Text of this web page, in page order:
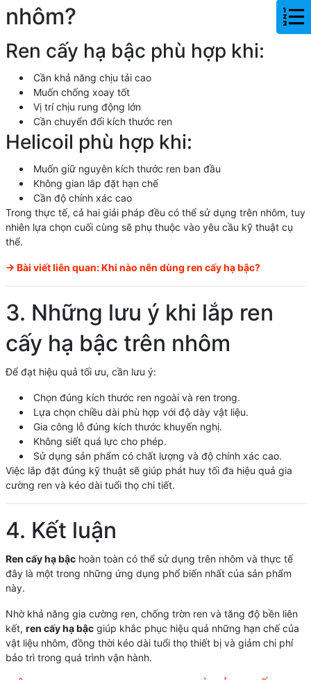
nhôm?
Ren cấy hạ bậc phù hợp khi:
Cần khả năng chịu tải cao
Muốn chống xoay tốt
Vị trí chịu rung động lớn
Cần chuyển đổi kích thước ren
Helicoil phù hợp khi:
Muốn giữ nguyên kích thước ren ban đầu
Không gian lắp đặt hạn chế
Cần độ chính xác cao
Trong thực tế, cả hai giải pháp đều có thể sử dụng trên nhôm, tuy
nhiên lựa chọn cuối cùng sẽ phụ thuộc vào yêu cầu kỹ thuật cụ
thể.
-> Bài viết liên quan:Khi nào nên dùng ren cấy hạ bậc?
3. Những lưu ý khi lắp ren
cấy hạ bậc trên nhôm
Để đạt hiệu quả tối ưu, cần lưu ý:
Chọn đúng kích thước ren ngoài và ren trong.
Lựa chọn chiều dài phù hợp với độ dày vật liệu.
Gia công lỗ đúng kích thước khuyến nghị.
Không siết quá lực cho phép.
Sử dụng sản phẩm có chất lượng và độ chính xác cao.
Việc lắp đặt đúng kỹ thuật sẽ giúp phát huy tối đa hiệu quả gia
cường ren và kéo dài tuổi thọ chi tiết.
4. Kết luận
Ren cấy hạ bậchoàn toàn có thể sử dụng trên nhôm và thực tế
đây là một trong những ứng dụng phổ biến nhất của sản phẩm
này.
Nhờ khả năng gia cường ren, chống trờn ren và tăng độ bền liên
kết, ren cấy hạ bậcgiúp khắc phục hiệu quả những hạn chế của
vật liệu nhôm, đồng thời kéo dài tuổi thọ thiết bị và giảm chi phí
bảo trì trong quá trình vận hành.